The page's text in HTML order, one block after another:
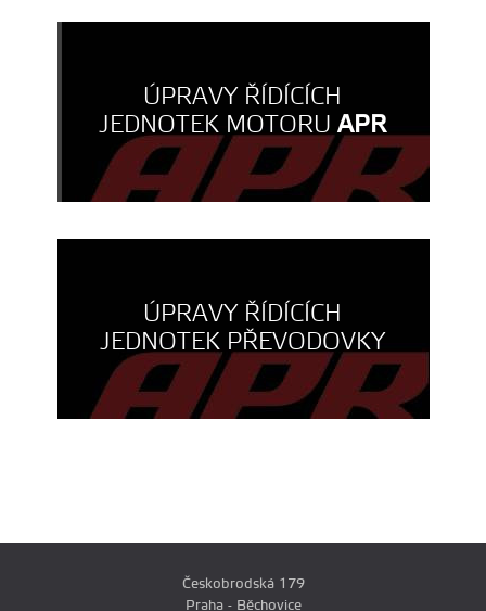
ÚPRAVY ŘÍDÍCÍCH
JEDNOTEK MOTORUAPR
ÚPRAVY ŘÍDÍCÍCH
JEDNOTEK PŘEVODOVKY
Českobrodská 179
Praha - Běchovice